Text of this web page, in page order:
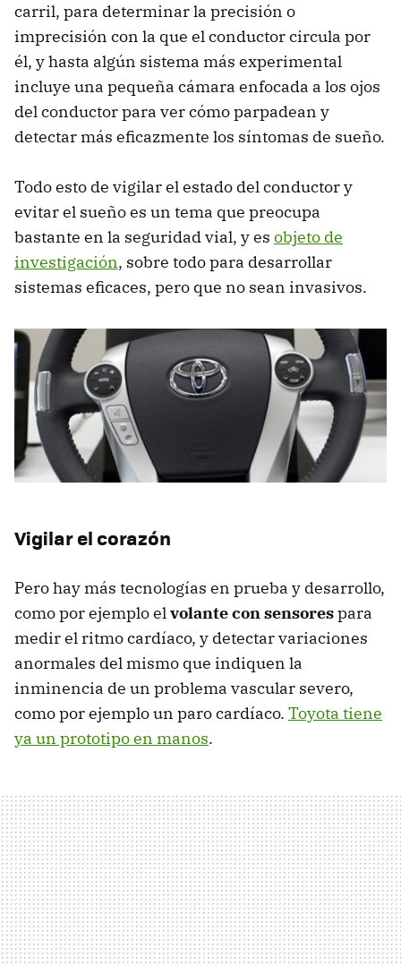
carril, para determinar la precisión o
imprecisión con la que el conductor circula por
él, y hasta algún sistema más experimental
incluye una pequeña cámara enfocada a los ojos
del conductor para ver cómo parpadean y
detectar más eficazmente los síntomas de sueño.
Todo esto de vigilar el estado del conductor y
evitar el sueño es un tema que preocupa
bastante en la seguridad vial, y es objeto de
investigación, sobre todo para desarrollar
sistemas eficaces, pero que no sean invasivos.
Vigilar el corazón
Pero hay más tecnologías en prueba y desarrollo,
como por ejemplo elvolante con sensorespara
medir el ritmo cardíaco, y detectar variaciones
anormales del mismo que indiquen la
inminencia de un problema vascular severo,
como por ejemplo un paro cardíaco. Toyota tiene
ya un prototipo en manos.